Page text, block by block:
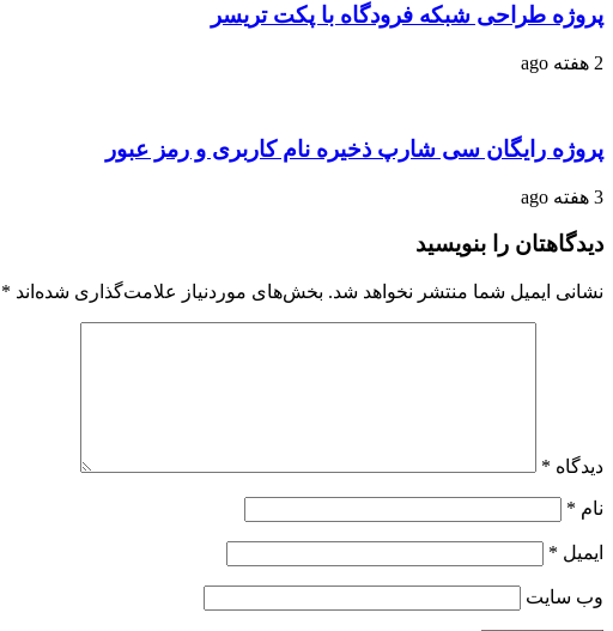
پروژه طراحی شبکه فرودگاه با پکت تریسر
2 هفته ago
پروژه رایگان سی شارپ ذخیره نام کاربری و رمز عبور
3 هفته ago
دیدگاهتان را بنویسید
نشانی ایمیل شما منتشر نخواهد شد. بخش‌های موردنیاز علامت‌گذاری شده‌اند *
دیدگاه *
نام *
ایمیل *
وب‌ سایت